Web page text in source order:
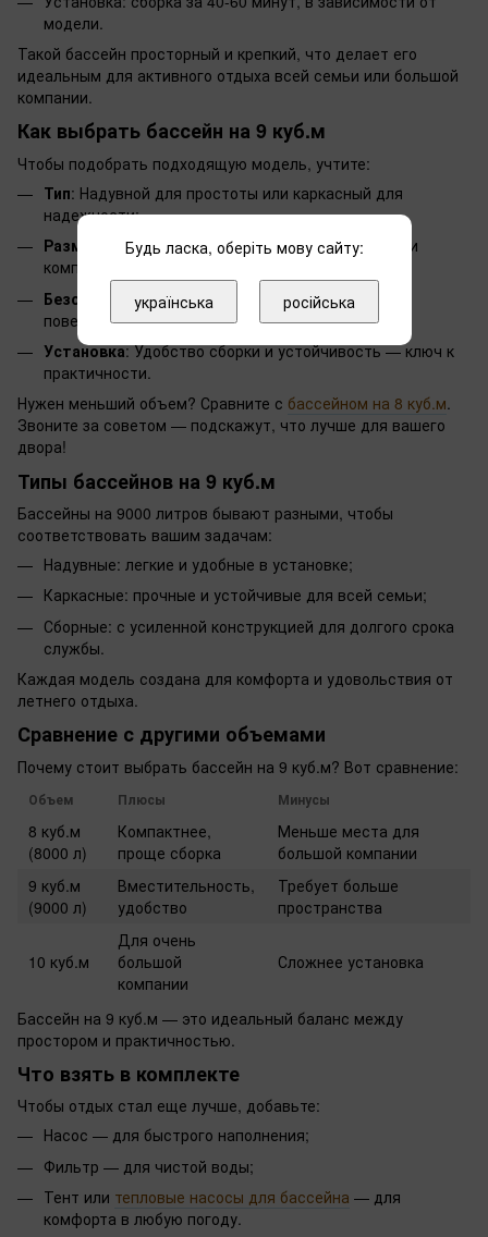
модели.
Такой бассейн просторный и крепкий, что делает его
идеальным для активного отдыха всей семьи или большой
компании.
Как выбрать бассейн на 9 куб.м
Чтобы подобрать подходящую модель, учтите:
Тип: Надувной для простоты или каркасный для
надежности;
Размер
: 9 куб.м подойдет для большой семьи или
компании;
Безопасность: Высокие борта и нескользящие
поверхности — важные плюсы;
Установка: Удобство сборки и устойчивость — ключ к
практичности.
Нужен меньший объем? Сравните с бассейном на 8 куб.м.
Звоните за советом — подскажут, что лучше для вашего
двора!
Типы бассейнов на 9 куб.м
Бассейны на 9000 литров бывают разными, чтобы
соответствовать вашим задачам:
Надувные: легкие и удобные в установке;
Каркасные: прочные и устойчивые для всей семьи;
Сборные: с усиленной конструкцией для долгого срока
службы.
Каждая модель создана для комфорта и удовольствия от
летнего отдыха.
Сравнение с другими объемами
Почему стоит выбрать бассейн на 9 куб.м? Вот сравнение:
Объем Плюсы Минусы
8 куб.м
(8000 л)
Компактнее,
проще сборка
Меньше места для
большой компании
9 куб.м
(9000 л)
Вместительность,
удобство
Требует больше
пространства
10 куб.м
Для очень
большой
компании
Сложнее установка
Бассейн на 9 куб.м — это идеальный баланс между
простором и практичностью.
Что взять в комплекте
Чтобы отдых стал еще лучше, добавьте:
Насос — для быстрого наполнения;
Фильтр — для чистой воды;
Тент или тепловые насосы для бассейна — для
комфорта в любую погоду.
Будь ласка, оберіть мову сайту:
українська російська